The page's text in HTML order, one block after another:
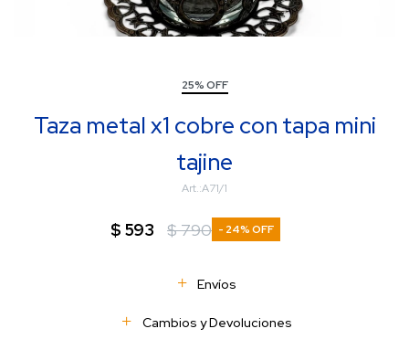
25% OFF
Taza metal x1 cobre con tapa mini
tajine
A71/1
$ 593 $790 24
Envíos
Cambios y Devoluciones